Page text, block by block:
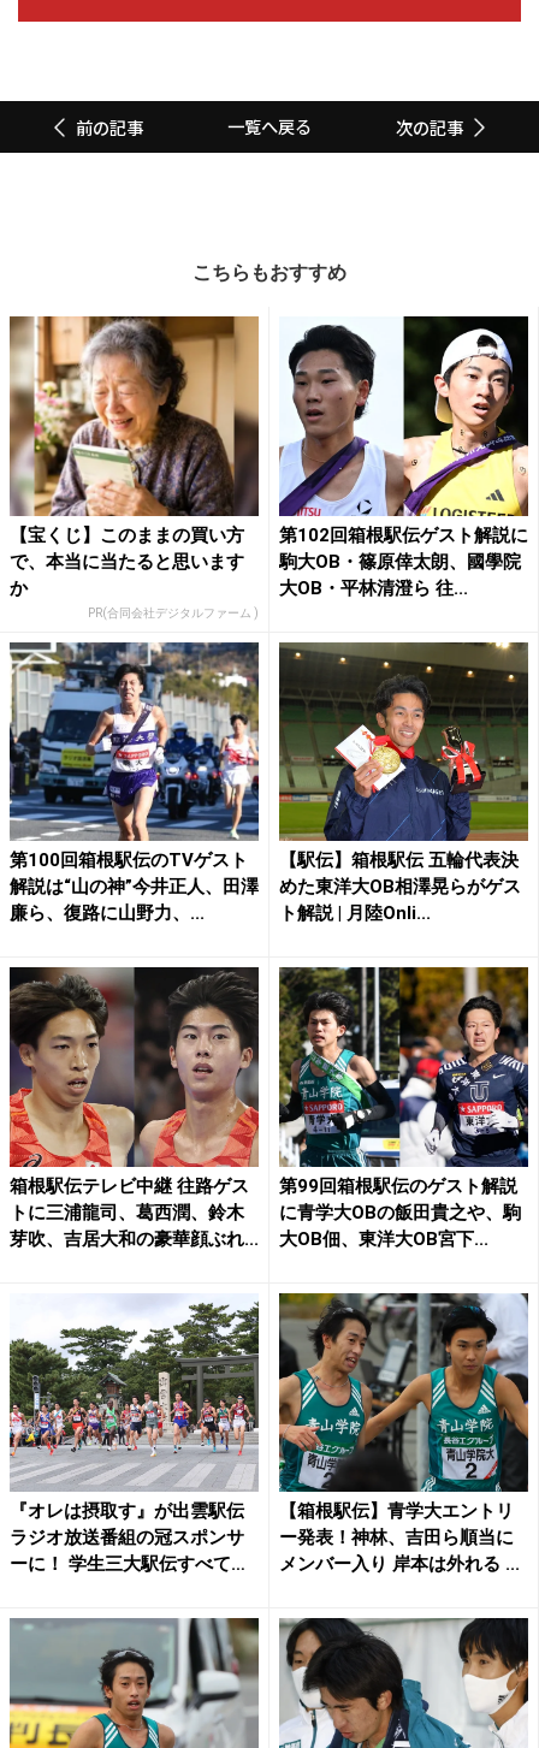
前の記事 一覧へ戻る 次の記事
こちらもおすすめ
【宝くじ】このままの買い方
で、本当に当たると思います
か
PR(合同会社デジタルファーム )
第102回箱根駅伝ゲスト解説に
駒大OB・篠原倖太朗、國學院
大OB・平林清澄ら 往...
第100回箱根駅伝のTVゲスト
解説は“山の神”今井正人、田澤
廉ら、復路に山野力、...
【駅伝】箱根駅伝 五輪代表決
めた東洋大OB相澤晃らがゲス
ト解説 | 月陸Onli...
箱根駅伝テレビ中継 往路ゲス
トに三浦龍司、葛西潤、鈴木
芽吹、吉居大和の豪華顔ぶれ...
第99回箱根駅伝のゲスト解説
に青学大OBの飯田貴之や、駒
大OB佃、東洋大OB宮下...
『オレは摂取す』が出雲駅伝
ラジオ放送番組の冠スポンサ
ーに！ 学生三大駅伝すべて
【箱根駅伝】青学大エントリ
ー発表！神林、吉田ら順当に
メンバー入り 岸本は外れる ...